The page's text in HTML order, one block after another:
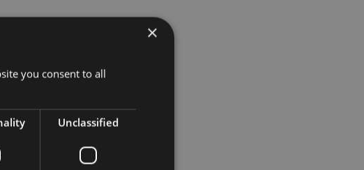
×
you consent to all
Unclassified